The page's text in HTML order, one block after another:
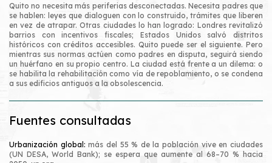
Quito no necesita más periferias desconectadas. Necesita padres que
se hablen: leyes que dialoguen con lo construido, trámites que liberen
en vez de atrapar. Otras ciudades lo han logrado: Londres revitalizó
barrios con incentivos fiscales; Estados Unidos salvó distritos
históricos con créditos accesibles. Quito puede ser el siguiente. Pero
mientras sus normas actúen como padres en disputa, seguirá siendo
un huérfano en su propio centro. La ciudad está frente a un dilema: o
se habilita la rehabilitación como vía de repoblamiento, o se condena
a sus edificios antiguos a la obsolescencia.
Fuentes consultadas
Urbanización global: más del 55 % de la población vive en ciudades
(UN DESA, World Bank); se espera que aumente al 68–70 % hacia